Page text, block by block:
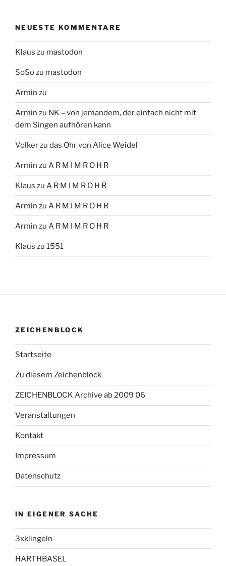
NEUESTE KOMMENTARE
Klaus zu mastodon
SoSozu mastodon
Armin zu
Armin zu NK – von jemandem, der einfach nicht mit
dem Singen aufhören kann
Volkerzu das Ohr von Alice Weidel
Armin zu A R M I M R O H R
Klaus zu A R M I M R O H R
Armin zu A R M I M R O H R
Armin zu A R M I M R O H R
Klaus zu 1551
ZEICHENBLOCK
Startseite
Zu diesem Zeichenblock
ZEICHENBLOCK Archive ab 2009 06
Veranstaltungen
Kontakt
Impressum
Datenschutz
IN EIGENER SACHE
3xklingeln
HARTHBASEL